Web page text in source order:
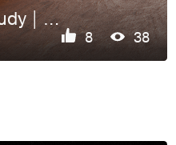
Utility Knife CAD Study | Modeling & CGI Rendering
8 38